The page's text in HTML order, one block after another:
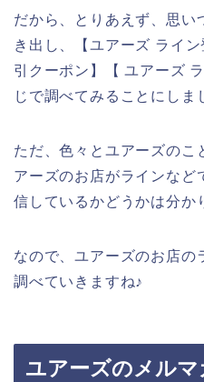
だから、とりあえず、思い
き出し、【ユアーズ ライ
引クーポン】【 ユアーズ
じで調べてみることにしま
ただ、色々とユアーズのこ
アーズのお店がラインなど
信しているかどうかは分か
なので、ユアーズのお店の
調べていきますね♪
ユアーズのメル